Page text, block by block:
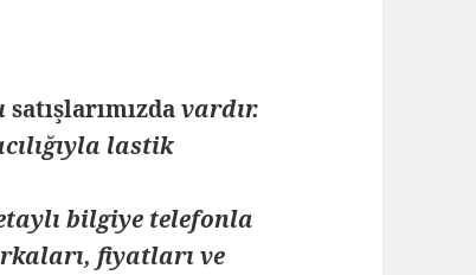
satışlarımızda vardır.
lastik
bilgiye telefonla
fiyatları ve